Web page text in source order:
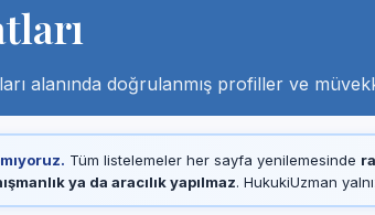
alanında doğrulanmış profiller ve
Tüm listelemeler her sayfa yenilemesinde
ya da aracılık yapılmaz. HukukiUzman